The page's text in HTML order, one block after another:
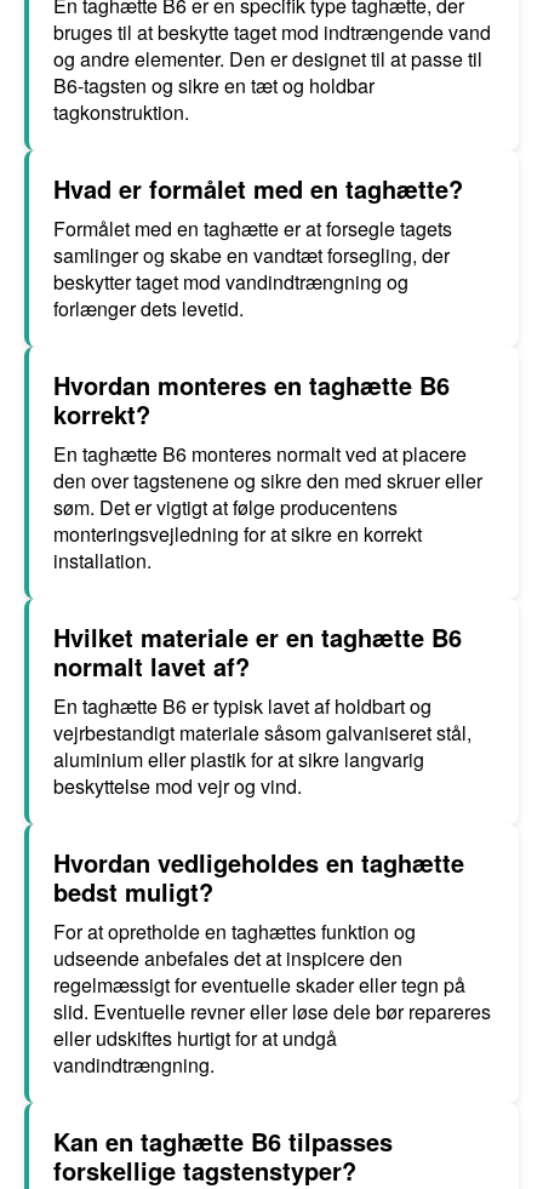
bruges til at beskytte taget mod indtrængende vand
og andre elementer. Den er designet til at passe til
B6-tagsten og sikre en tæt og holdbar
tagkonstruktion.
Hvad er formålet med en taghætte?
Formålet med en taghætte er at forsegle tagets
samlinger og skabe en vandtæt forsegling, der
beskytter taget mod vandindtrængning og
forlænger dets levetid.
Hvordan monteres en taghætte B6
korrekt?
En taghætte B6 monteres normalt ved at placere
den over tagstenene og sikre den med skruer eller
søm. Det er vigtigt at følge producentens
monteringsvejledning for at sikre en korrekt
installation.
Hvilket materiale er en taghætte B6
normalt lavet af?
En taghætte B6 er typisk lavet af holdbart og
vejrbestandigt materiale såsom galvaniseret stål,
aluminium eller plastik for at sikre langvarig
beskyttelse mod vejr og vind.
Hvordan vedligeholdes en taghætte
bedst muligt?
For at opretholde en taghættes funktion og
udseende anbefales det at inspicere den
regelmæssigt for eventuelle skader eller tegn på
slid. Eventuelle revner eller løse dele bør repareres
eller udskiftes hurtigt for at undgå
vandindtrængning.
Kan en taghætte B6 tilpasses
forskellige tagstenstyper?